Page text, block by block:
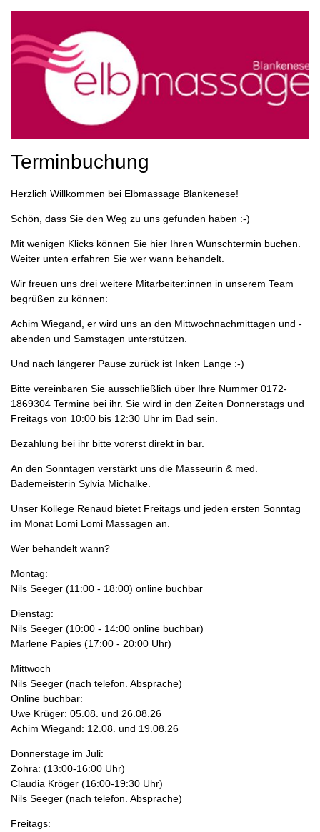
Terminbuchung
Herzlich Willkommen bei Elbmassage Blankenese!
Schön, dass Sie den Weg zu uns gefunden haben :-)
Mit wenigen Klicks können Sie hier Ihren Wunschtermin buchen.
Weiter unten erfahren Sie wer wann behandelt.
Wir freuen uns drei weitere Mitarbeiter:innen in unserem Team
begrüßen zu können:
Achim Wiegand, er wird uns an den Mittwochnachmittagen und -
abenden und Samstagen unterstützen.
Und nach längerer Pause zurück ist Inken Lange :-)
Bitte vereinbaren Sie ausschließlich über Ihre Nummer 0172-
1869304 Termine bei ihr. Sie wird in den Zeiten Donnerstags und
Freitags von 10:00 bis 12:30 Uhr im Bad sein.
Bezahlung bei ihr bitte vorerst direkt in bar.
An den Sonntagen verstärkt uns die Masseurin & med.
Bademeisterin Sylvia Michalke.
Unser Kollege Renaud bietet Freitags und jeden ersten Sonntag
im Monat Lomi Lomi Massagen an.
Wer behandelt wann?
Montag:
Nils Seeger (11:00 - 18:00) online buchbar
Dienstag:
Nils Seeger (10:00 - 14:00 online buchbar)
Marlene Papies (17:00 - 20:00 Uhr)
Mittwoch
Nils Seeger (nach telefon. Absprache)
Online buchbar:
Uwe Krüger: 05.08. und 26.08.26
Achim Wiegand: 12.08. und 19.08.26
Donnerstage im Juli:
Zohra: (13:00-16:00 Uhr)
Claudia Kröger (16:00-19:30 Uhr)
Nils Seeger (nach telefon. Absprache)
Freitags: